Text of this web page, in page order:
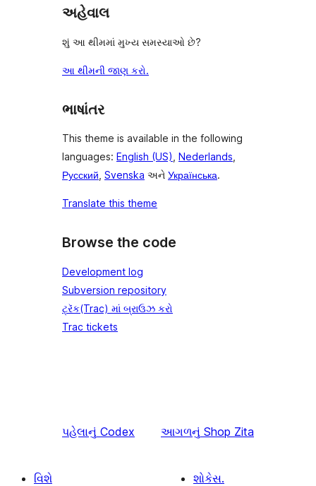
અહેવાલ
શું આ થીમમાં મુખ્ય સમસ્યાઓ છે?
આ થીમની જાણ કરો.
ભાષાંતર
This theme is available in the following
languages: English (US), Nederlands,
Русский, Svenska અને Українська.
Translate this theme
Browse the code
Development log
Subversion repository
ટ્રૅક(Trac) માં બ્રાઉઝ કરો
Trac tickets
પહેલાનું Codex આગળનું Shop Zita
વિશે
શોકેસ.